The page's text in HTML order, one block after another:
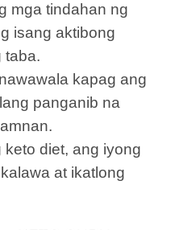
mga tindahan ng
isang aktibong
taba.
kapag ang
panganib na
diet, ang iyong
at ikatlong